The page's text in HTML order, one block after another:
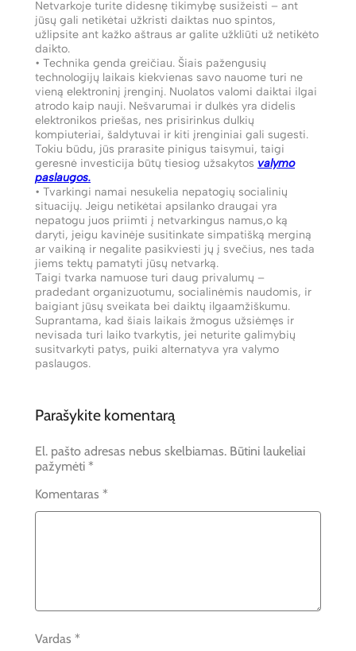
Netvarkoje turite didesnę tikimybę susižeisti – ant
jūsų gali netikėtai užkristi daiktas nuo spintos,
užlipsite ant kažko aštraus ar galite užkliūti už netikėto
daikto.
• Technika genda greičiau. Šiais pažengusių
technologijų laikais kiekvienas savo nauome turi ne
vieną elektroninį įrenginį. Nuolatos valomi daiktai ilgai
atrodo kaip nauji. Nešvarumai ir dulkės yra didelis
elektronikos priešas, nes prisirinkus dulkių
kompiuteriai, šaldytuvai ir kiti įrenginiai gali sugesti.
Tokiu būdu, jūs prarasite pinigus taisymui, taigi
geresnė investicija būtų tiesiog užsakytos valymo
paslaugos.
• Tvarkingi namai nesukelia nepatogių socialinių
situacijų. Jeigu netikėtai apsilanko draugai yra
nepatogu juos priimti į netvarkingus namus,o ką
daryti, jeigu kavinėje susitinkate simpatišką merginą
ar vaikiną ir negalite pasikviesti jų į svečius, nes tada
jiems tektų pamatyti jūsų netvarką.
Taigi tvarka namuose turi daug privalumų –
pradedant organizuotumu, socialinėmis naudomis, ir
baigiant jūsų sveikata bei daiktų ilgaamžiškumu.
Suprantama, kad šiais laikais žmogus užsiėmęs ir
nevisada turi laiko tvarkytis, jei neturite galimybių
susitvarkyti patys, puiki alternatyva yra valymo
paslaugos.
Parašykite komentarą
El. pašto adresas nebus skelbiamas. Būtini laukeliai
pažymėti *
Komentaras *
Vardas *